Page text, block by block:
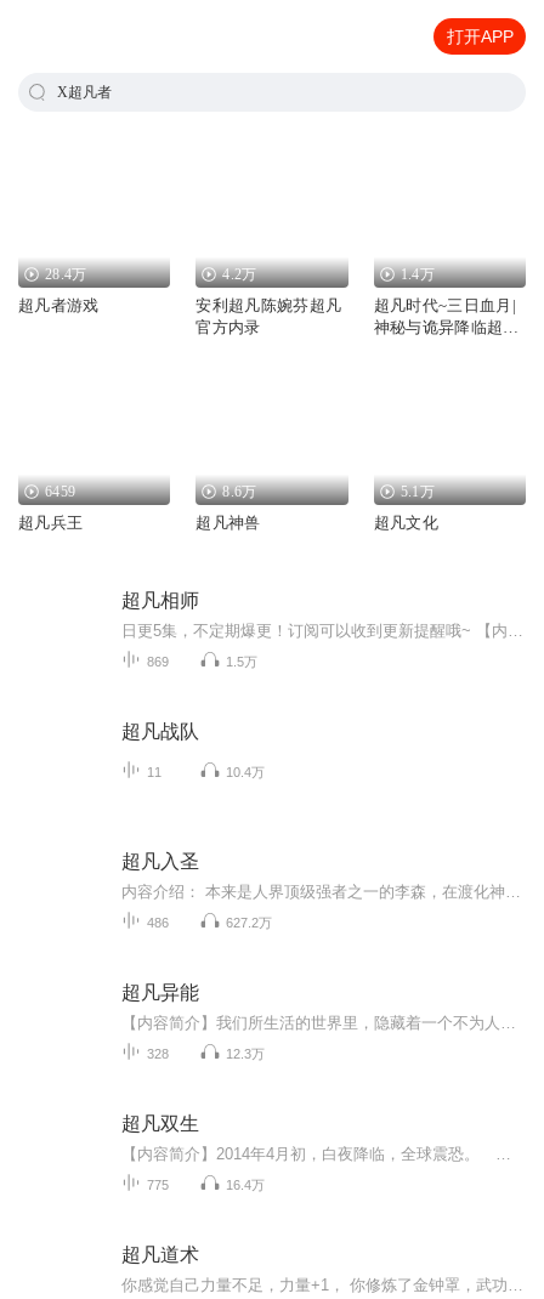
打开APP
X超凡者
28.4万
超凡者游戏
4.2万
安利超凡陈婉芬超凡
官方内录
1.4万
超凡时代~三日血月|
神秘与诡异降临超凡
6459
超凡兵王
8.6万
超凡神兽
5.1万
超凡文化
超凡相师
869 1.5万
超凡战队
11 10.4万
超凡入圣
486 627.2万
超凡异能
328 12.3万
超凡双生
775 16.4万
超凡道术